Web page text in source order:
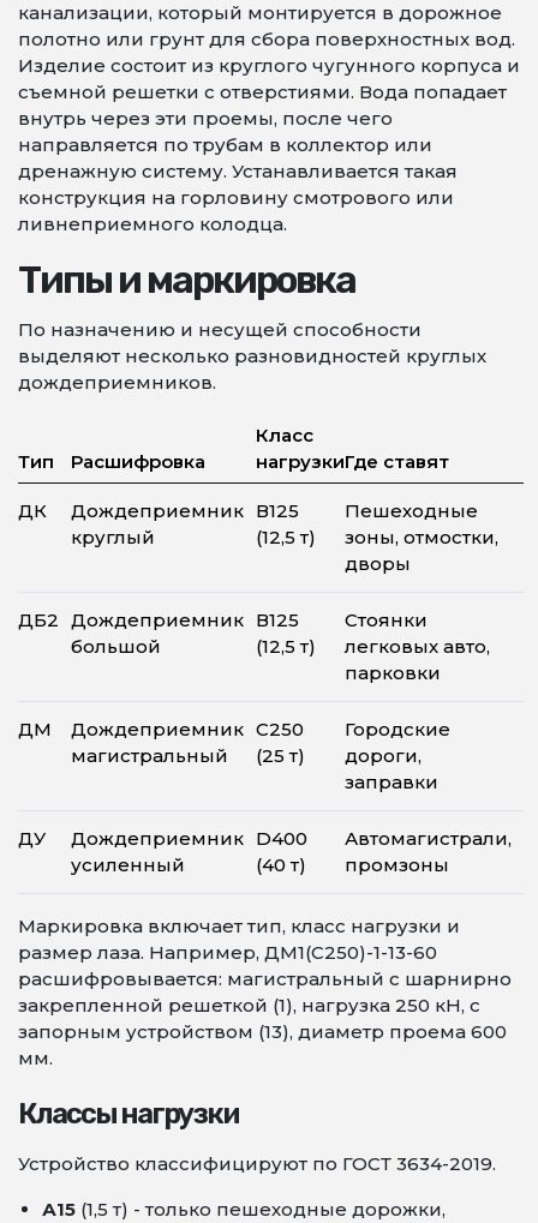
канализации, который монтируется в дорожное
полотно или грунт для сбора поверхностных вод.
Изделие состоит из круглого чугунного корпуса и
съемной решетки с отверстиями. Вода попадает
внутрь через эти проемы, после чего
направляется по трубам в коллектор или
дренажную систему. Устанавливается такая
конструкция на горловину смотрового или
ливнеприемного колодца.
Типы и маркировка
По назначению и несущей способности
выделяют несколько разновидностей круглых
дождеприемников.
Тип Расшифровка
Класс
нагрузкиГде ставят
ДК
Дождеприемник
круглый
В125
(12,5 т)
Пешеходные
зоны, отмостки,
дворы
ДБ2 Дождеприемник
большой
В125
(12,5 т)
Стоянки
легковых авто,
парковки
ДМ
Дождеприемник
магистральный
С250
(25 т)
Городские
дороги,
заправки
ДУ
Дождеприемник
усиленный
D400
(40 т)
Автомагистрали,
промзоны
Маркировка включает тип, класс нагрузки и
размер лаза. Например, ДМ1(С250)-1-13-60
расшифровывается: магистральный с шарнирно
закрепленной решеткой (1), нагрузка 250 кН, с
запорным устройством (13), диаметр проема 600
мм.
Классы нагрузки
Устройство классифицируют по ГОСТ 3634-2019.
А15 (1,5 т) - только пешеходные дорожки,